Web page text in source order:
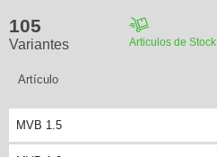
105
Variantes Articulos de Stock
Artículo
MVB 1.5